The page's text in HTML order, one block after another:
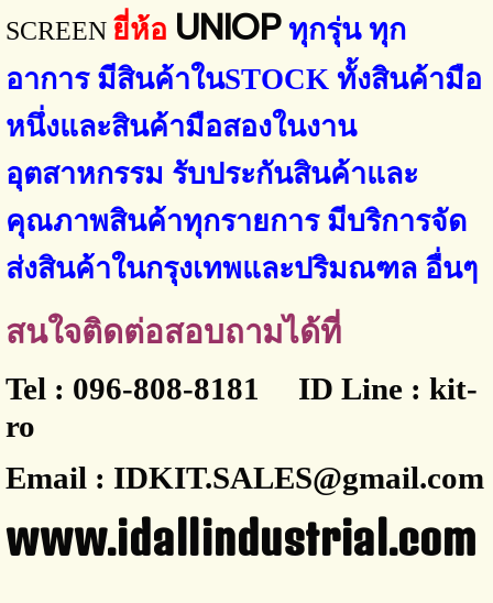
SCREEN ยี่ห้อ UNIOP ทุกรุ่น ทุก
อาการ มีสินค้าในSTOCK ทั้งสินค้ามือ
หนึ่งและสินค้ามือสองในงาน
อุตสาหกรรม รับประกันสินค้าและ
คุณภาพสินค้าทุกรายการ มีบริการจัด
ส่งสินค้าในกรุงเทพและปริมณฑล อื่นๆ
สนใจติดต่อสอบถามได้ที่
Tel : 096-808-8181 ID Line : kit-
ro
Email : IDKIT.SALES@gmail.com
www.idallindustrial.com